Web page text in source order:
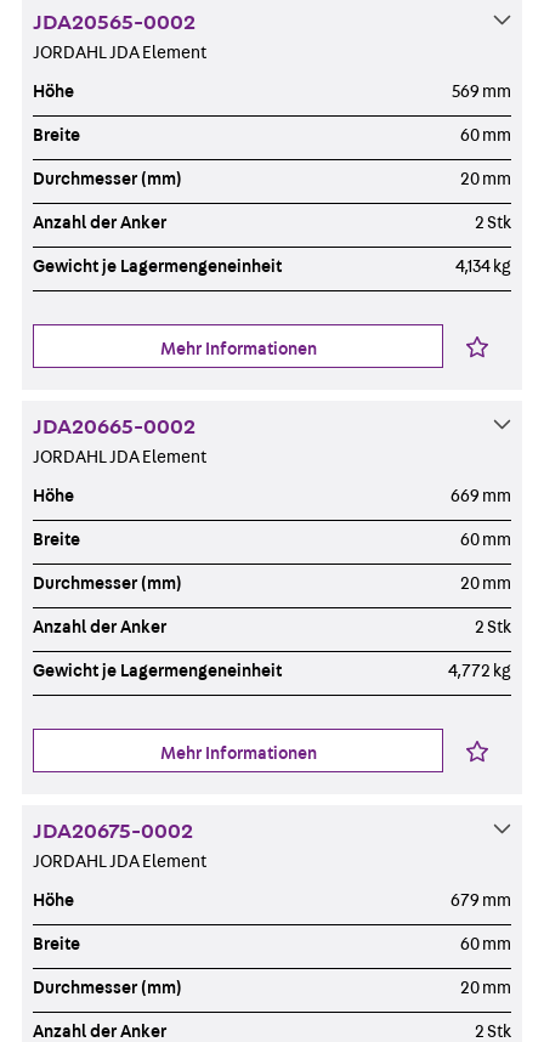
JDA20565-0002
JORDAHL JDA Element
Höhe 569 mm
Breite 60 mm
Durchmesser (mm) 20 mm
Anzahl der Anker 2 Stk
Gewicht je Lagermengeneinheit 4,134 kg
Mehr Informationen
JDA20665-0002
JORDAHL JDA Element
Höhe 669 mm
Breite 60 mm
Durchmesser (mm) 20 mm
Anzahl der Anker 2 Stk
Gewicht je Lagermengeneinheit 4,772 kg
Mehr Informationen
JDA20675-0002
JORDAHL JDA Element
Höhe 679 mm
Breite 60 mm
Durchmesser (mm) 20 mm
Anzahl der Anker 2 Stk